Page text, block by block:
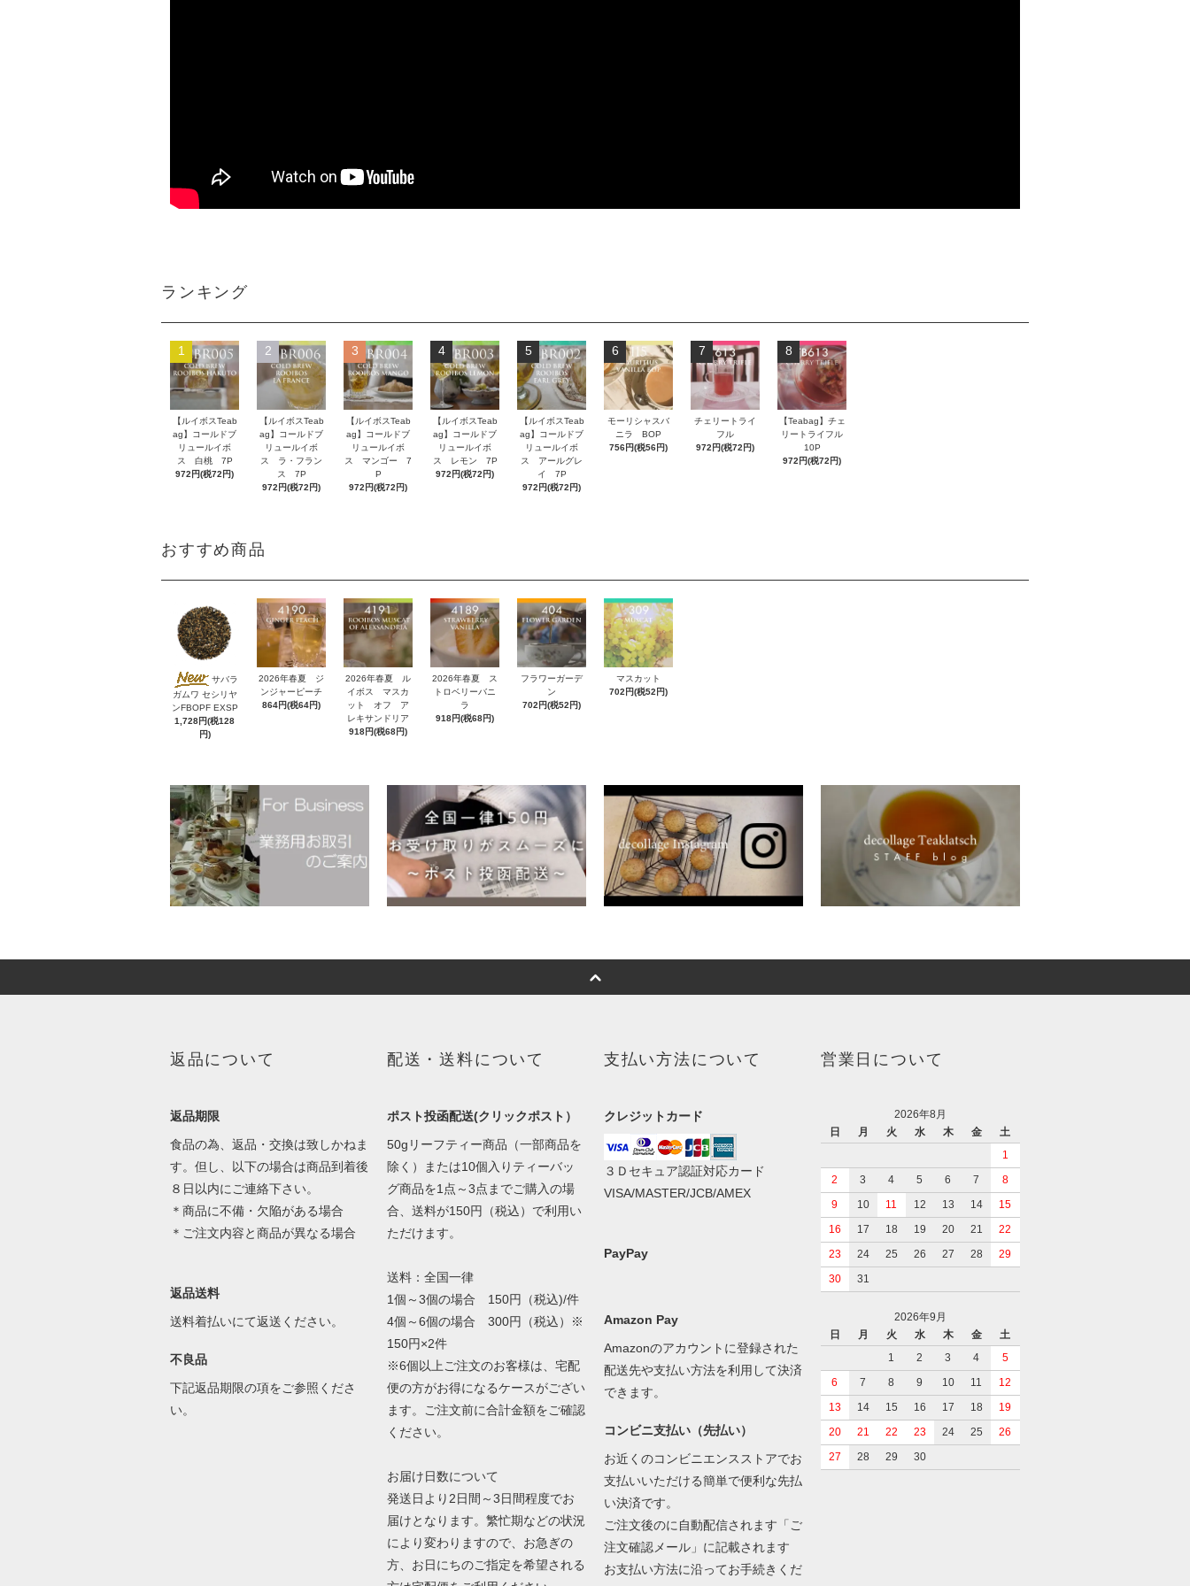
ランキング
1
【ルイボスTeab
ag】コールドブ
リュールイボ
ス 白桃 7P
972円(税72円)
2
【ルイボスTeab
ag】コールドブ
リュールイボ
ス ラ・フラン
ス 7P
972円(税72円)
3
【ルイボスTeab
ag】コールドブ
リュールイボ
ス マンゴー 7
P
972円(税72円)
4
【ルイボスTeab
ag】コールドブ
リュールイボ
ス レモン 7P
972円(税72円)
5
【ルイボスTeab
ag】コールドブ
リュールイボ
ス アールグレ
イ 7P
972円(税72円)
6
モーリシャスバ
ニラ BOP
756円(税56円)
7
チェリートライ
フル
972円(税72円)
8
【Teabag】チェ
リートライフル
10P
972円(税72円)
おすすめ商品
サバラ
ガムワ セシリヤ
ンFBOPF EXSP
1,728円(税128
円)
2026年春夏 ジ
ンジャーピーチ
864円(税64円)
2026年春夏 ル
イボス マスカ
ット オフ ア
レキサンドリア
918円(税68円)
2026年春夏 ス
トロベリーバニ
ラ
918円(税68円)
フラワーガーデ
ン
702円(税52円)
マスカット
702円(税52円)
返品について
返品期限
食品の為、返品・交換は致しかねま
す。但し、以下の場合は商品到着後
８日以内にご連絡下さい。
＊商品に不備・欠陥がある場合
＊ご注文内容と商品が異なる場合
返品送料
送料着払いにて返送ください。
不良品
下記返品期限の項をご参照くださ
い。
配送・送料について
ポスト投函配送(クリックポスト）
50gリーフティー商品（一部商品を
除く）または10個入りティーバッ
グ商品を1点～3点までご購入の場
合、送料が150円（税込）で利用い
ただけます。
送料：全国一律
1個～3個の場合 150円（税込)/件
4個～6個の場合 300円（税込）※
150円×2件
※6個以上ご注文のお客様は、宅配
便の方がお得になるケースがござい
ます。ご注文前に合計金額をご確認
ください。
お届け日数について
発送日より2日間～3日間程度でお
届けとなります。繁忙期などの状況
により変わりますので、お急ぎの
方、お日にちのご指定を希望される
支払い方法について
クレジットカード
３Ｄセキュア認証対応カード
VISA/MASTER/JCB/AMEX
PayPay
Amazon Pay
Amazonのアカウントに登録された
配送先や支払い方法を利用して決済
できます。
コンビニ支払い（先払い）
お近くのコンビニエンスストアでお
支払いいただける簡単で便利な先払
い決済です。
ご注文後のに自動配信されます「ご
注文確認メール」に記載されます
お支払い方法に沿ってお手続きくだ
営業日について
2026年8月
日
月 火 水 木 金
土
1
2
3 4 5 6 7
8
9
10 11 12 13 14
15
16
17 18 19 20 21
22
23
24 25 26 27 28
29
30
31
2026年9月
日
月 火 水 木 金
土
1
2 3 4
5
6
7 8 9 10 11
12
13
14 15 16 17 18
19
20
21 22 23 24 25
26
27
28 29 30